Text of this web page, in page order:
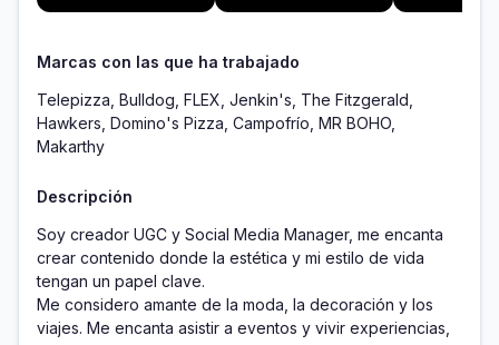
Marcas con las que ha trabajado
Telepizza, Bulldog, FLEX, Jenkin's, The Fitzgerald,
Hawkers, Domino's Pizza, Campofrío, MR BOHO,
Makarthy
Descripción
Soy creador UGC y Social Media Manager, me encanta
crear contenido donde la estética y mi estilo de vida
tengan un papel clave.
Me considero amante de la moda, la decoración y los
viajes. Me encanta asistir a eventos y vivir experiencias,